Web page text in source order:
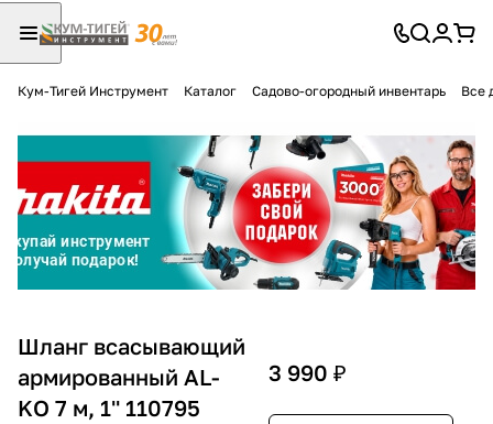
Кум-Тигей Инструмент Каталог Садово-огородный инвентарь Все
Шланг всасывающий
армированный AL-
KO 7 м, 1'' 110795
3 990 ₽
Разбейте
оплатуна части
без переплат
График платежей
Сегодня